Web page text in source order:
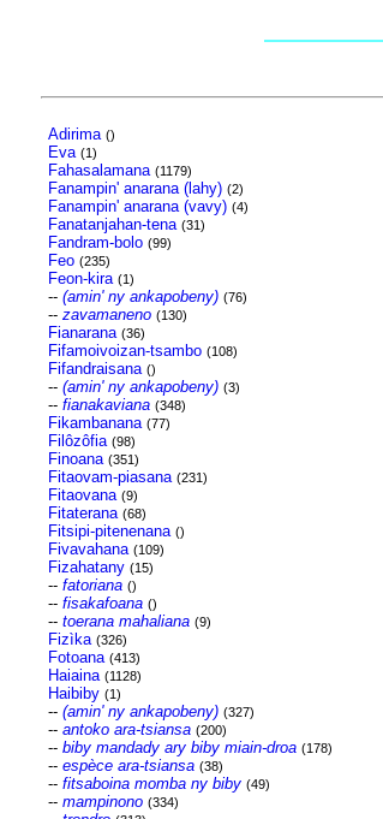
Adirima ()
Eva (1)
Fahasalamana (1179)
Fanampin' anarana (lahy) (2)
Fanampin' anarana (vavy) (4)
Fanatanjahan-tena (31)
Fandram-bolo (99)
Feo (235)
Feon-kira (1)
-- (amin' ny ankapobeny) (76)
-- zavamaneno (130)
Fianarana (36)
Fifamoivoizan-tsambo (108)
Fifandraisana ()
-- (amin' ny ankapobeny) (3)
-- fianakaviana (348)
Fikambanana (77)
Filôzôfia (98)
Finoana (351)
Fitaovam-piasana (231)
Fitaovana (9)
Fitaterana (68)
Fitsipi-pitenenana ()
Fivavahana (109)
Fizahatany (15)
-- fatoriana ()
-- fisakafoana ()
-- toerana mahaliana (9)
Fizìka (326)
Fotoana (413)
Haiaina (1128)
Haibiby (1)
-- (amin' ny ankapobeny) (327)
-- antoko ara-tsiansa (200)
-- biby mandady ary biby miain-droa (178)
-- espèce ara-tsiansa (38)
-- fitsaboina momba ny biby (49)
-- mampinono (334)